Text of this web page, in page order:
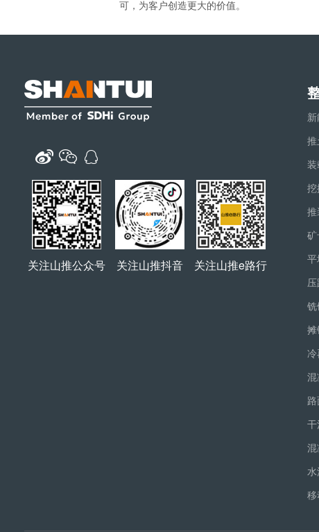
可，为客户创造更大的价值。
关注山推公众号 关注山推抖音 关注山推e路行
矿